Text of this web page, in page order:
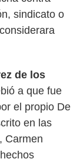
sindicato o
de los
a que fue
el propio De
en las
Carmen